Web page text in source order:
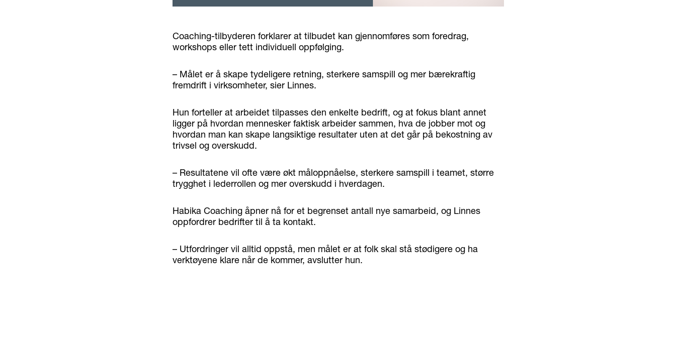
Coaching-tilbyderen forklarer at tilbudet kan gjennomføres som foredrag,
workshops eller tett individuell oppfølging.
– Målet er å skape tydeligere retning, sterkere samspill og mer bærekraftig
fremdrift i virksomheter, sier Linnes.
Hun forteller at arbeidet tilpasses den enkelte bedrift, og at fokus blant annet
ligger på hvordan mennesker faktisk arbeider sammen, hva de jobber mot og
hvordan man kan skape langsiktige resultater uten at det går på bekostning av
trivsel og overskudd.
– Resultatene vil ofte være økt måloppnåelse, sterkere samspill i teamet, større
trygghet i lederrollen og mer overskudd i hverdagen.
Habika Coaching åpner nå for et begrenset antall nye samarbeid, og Linnes
oppfordrer bedrifter til å ta kontakt.
– Utfordringer vil alltid oppstå, men målet er at folk skal stå stødigere og ha
verktøyene klare når de kommer, avslutter hun.